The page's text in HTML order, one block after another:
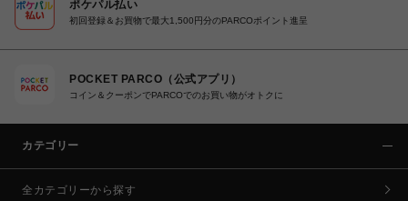
ポケパル払い
初回登録＆お買物で最大1,500円分のPARCOポイント進呈
POCKET PARCO（公式アプリ）
コイン＆クーポンでPARCOでのお買い物がオトクに
カテゴリー
全カテゴリーから探す